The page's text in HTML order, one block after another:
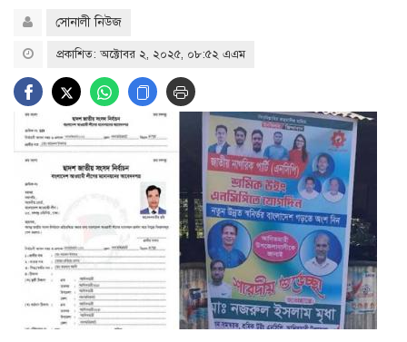
সোনালী নিউজ
প্রকাশিত: অক্টোবর ২, ২০২৫, ০৮:৫২ এএম